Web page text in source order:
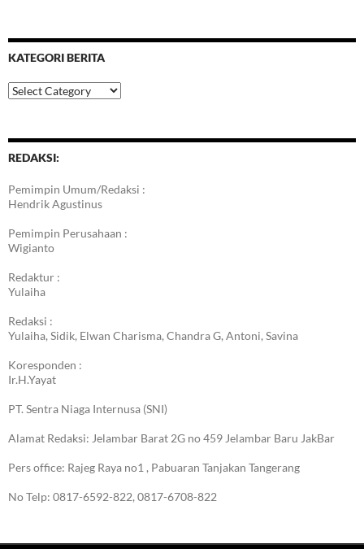
KATEGORI BERITA
Kategori
Berita
REDAKSI:
Pemimpin Umum/Redaksi :
Hendrik Agustinus
Pemimpin Perusahaan :
Wigianto
Redaktur :
Yulaiha
Redaksi :
Yulaiha, Sidik, Elwan Charisma, Chandra G, Antoni, Savina
Koresponden :
Ir.H.Yayat
PT. Sentra Niaga Internusa (SNI)
Alamat Redaksi: Jelambar Barat 2G no 459 Jelambar Baru JakBar
Pers office: Rajeg Raya no1 , Pabuaran Tanjakan Tangerang
No Telp: 0817-6592-822, 0817-6708-822